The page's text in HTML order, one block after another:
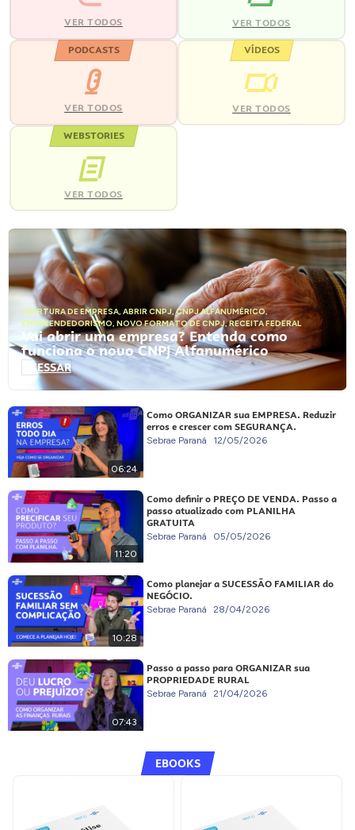
VER TODOS VER TODOS
PODCASTS
VER TODOS
VÍDEOS
VER TODOS
WEBSTORIES
VER TODOS
ABERTURA DE EMPRESA, ABRIR CNPJ,CNPJ ALFANUMÉRICO,
EMPREENDEDORISMO, NOVO FORMATO DE CNPJ,RECEITA FEDERAL
Vai abrir uma empresa? Entenda como
funciona o novo CNPJ Alfanumérico
ACESSAR
06:24
Como ORGANIZAR sua EMPRESA. Reduzir
erros e crescer com SEGURANÇA.
Sebrae Paraná 12/05/2026
11:20
Como definir o PREÇO DE VENDA. Passo a
passo atualizado com PLANILHA
GRATUITA
Sebrae Paraná 05/05/2026
10:28
Como planejar a SUCESSÃO FAMILIAR do
NEGÓCIO.
Sebrae Paraná 28/04/2026
07:43
Passo a passo para ORGANIZAR sua
PROPRIEDADE RURAL
Sebrae Paraná 21/04/2026
EBOOKS